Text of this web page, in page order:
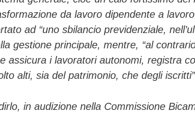
da lavoro dipendente a
ad “uno sbilancio previdenziale,
gestione principale, mentre, “al
assicura i lavoratori autonomi, registra
alti, sia del patrimonio, che degli
in audizione nella Commissione